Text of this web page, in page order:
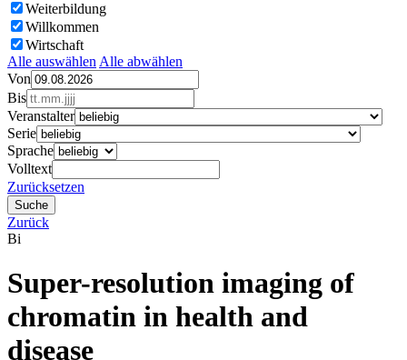
Weiterbildung
Willkommen
Wirtschaft
Alle auswählen Alle abwählen
Von
Bis
Veranstalter
Serie
Sprache
Volltext
Zurücksetzen
Zurück
Bi
Super-resolution imaging of
chromatin in health and
disease